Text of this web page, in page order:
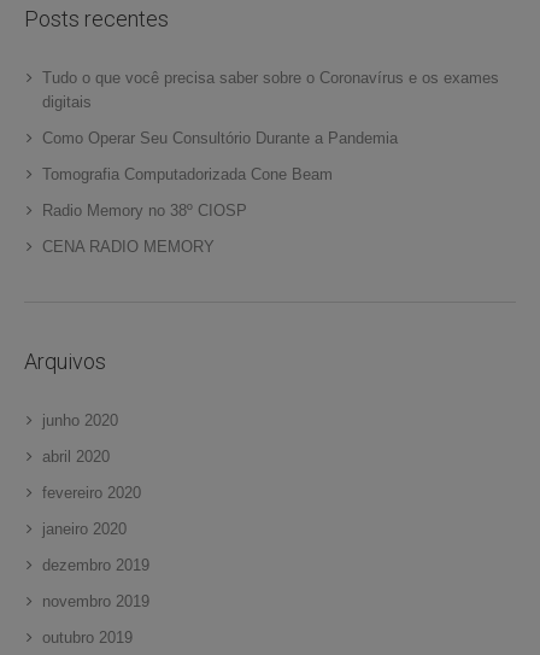
Posts recentes
Tudo o que você precisa saber sobre o Coronavírus e os exames
digitais
Como Operar Seu Consultório Durante a Pandemia
Tomografia Computadorizada Cone Beam
Radio Memory no 38º CIOSP
CENA RADIO MEMORY
Arquivos
junho 2020
abril 2020
fevereiro 2020
janeiro 2020
dezembro 2019
novembro 2019
outubro 2019